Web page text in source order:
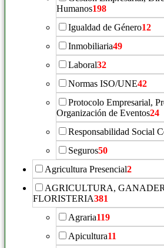
Humanos198
Igualdad de Género12
Inmobiliaria49
Laboral32
Normas ISO/UNE42
Protocolo Empresarial,
Organización de Eventos24
Responsabilidad Social
Seguros50
Agricultura Presencial2
AGRICULTURA,
FLORISTERIA381
Agraria119
Apicultura11